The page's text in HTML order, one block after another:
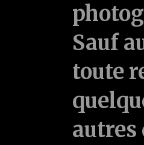
Sauf
toute
autres